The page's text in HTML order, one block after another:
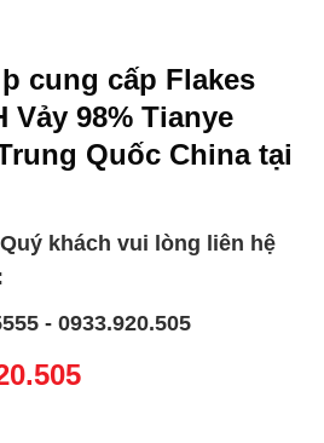
cung cấp Flakes
Vảy 98% Tianye
Quốc China tại
khách vui lòng liên hệ
- 0933.920.505